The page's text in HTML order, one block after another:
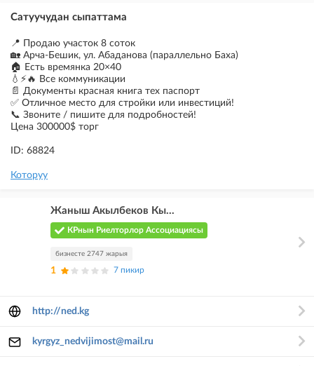
Сатуучудан сыпаттама
📍 Продаю участок 8 соток
🏡 Арча-Бешик, ул. Абаданова (параллельно Баха)
🏠 Есть времянка 20×40
💧⚡🔥 Все коммуникации
📄 Документы красная книга тех паспорт
✅ Отличное место для стройки или инвестиций!
📞 Звоните / пишите для подробностей!
Цена 300000$ торг
ID: 68824
Которуу
Жаныш Акылбеков Кы...
КРнын Риелторлор Ассоциациясы
бизнесте 2747 жарыя
1 7 пикир
http://ned.kg
kyrgyz_nedvijimost@mail.ru